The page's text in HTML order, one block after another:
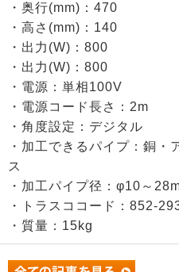
・奥行(mm)：470
・高さ(mm)：140
・出力(W)：800
・出力(W)：800
・電源：単相100V
・電源コード長さ：2m
・角度設定：デジタル
・加工できるパイプ：銅・
ス
・加工パイプ径：φ10～
・トラスココード：852-
・質量：15kg